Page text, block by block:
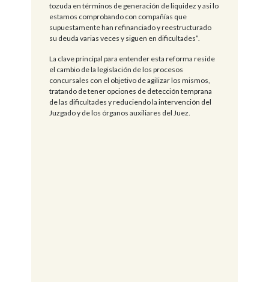
tozuda en términos de generación de liquidez y asi lo
estamos comprobando con compañías que
supuestamente han refinanciado y reestructurado
su deuda varias veces y siguen en dificultades”.
La clave principal para entender esta reforma reside
el cambio de la legislación de los procesos
concursales con el objetivo de agilizar los mismos,
tratando de tener opciones de detección temprana
de las dificultades y reduciendo la intervención del
Juzgado y de los órganos auxiliares del Juez.